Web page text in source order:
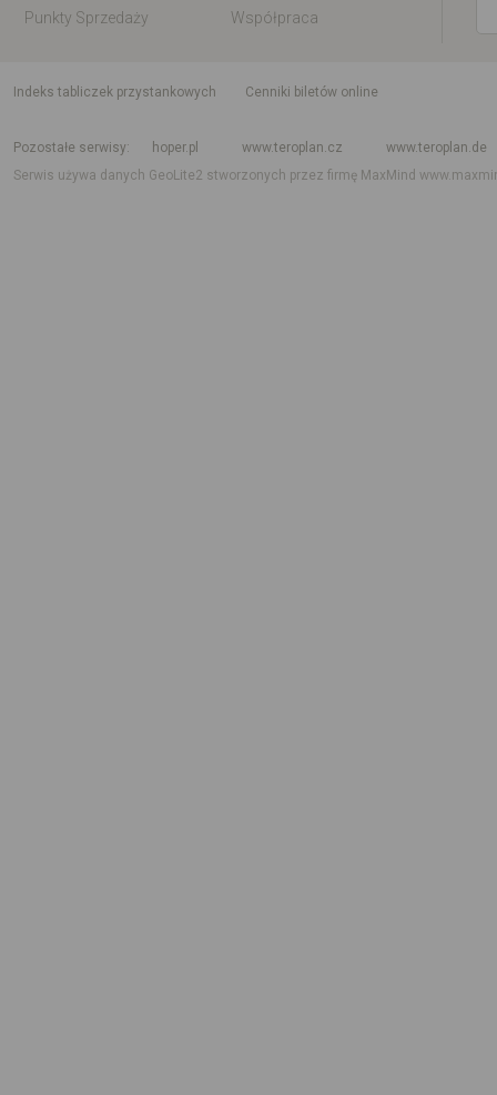
Punkty Sprzedaży
Współpraca
indeks tabliczek przystankowych
Cenniki biletów online
Pozostałe serwisy
hoper.pl www.teroplan.cz
www.teroplan.de
Serwis używa danych GeoLite2 stworzonych przez firmę MaxMind